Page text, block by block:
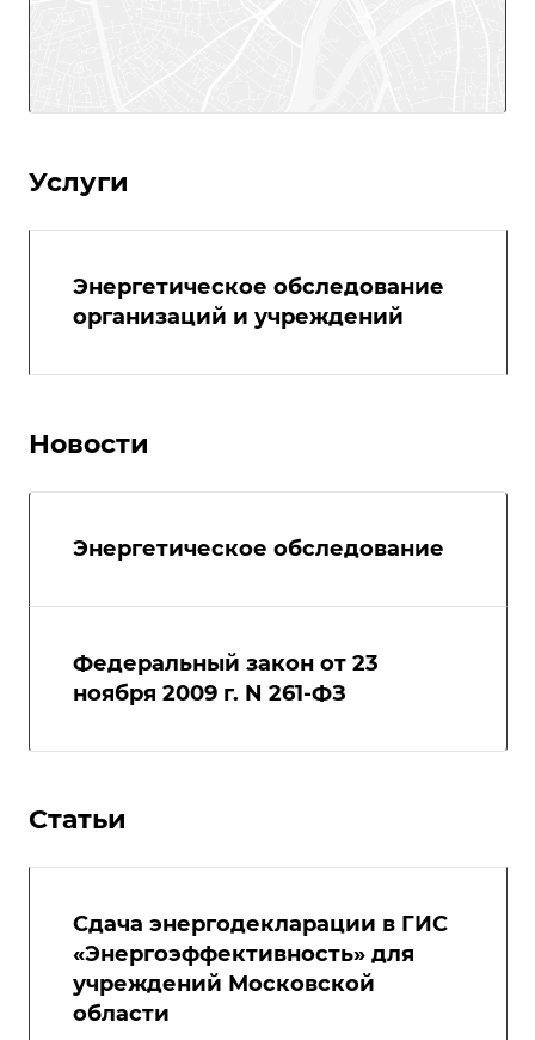
Услуги
Энергетическое обследование
организаций и учреждений
Новости
Энергетическое обследование
Федеральный закон от 23
ноября 2009 г. N 261-ФЗ
Статьи
Сдача энергодекларации в ГИС
«Энергоэффективность» для
учреждений Московской
области